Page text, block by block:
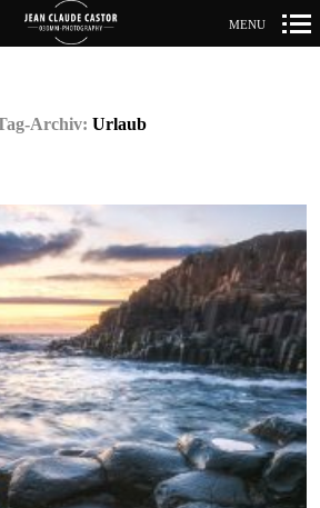
MENU
Archiv: Urlaub